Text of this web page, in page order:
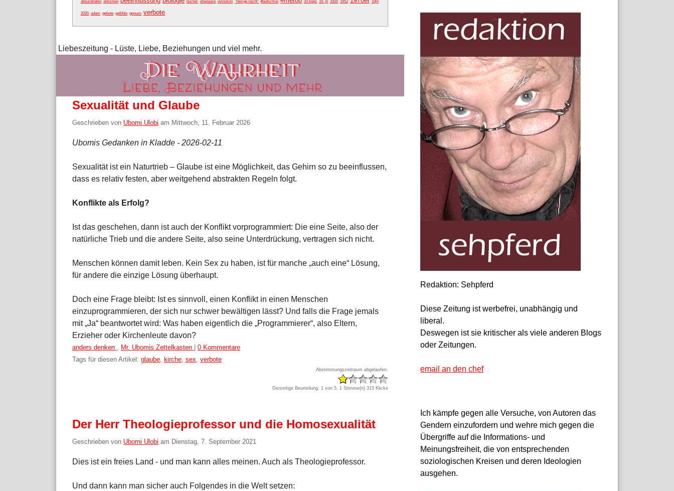
absurditäten anlocken bücher ehepaare evloution "heilige nacht" #aufschrei 10 tipps 19. jh 1920 1952 19jh
2020 adam gebote gefühle genuss verbote
Liebeszeitung - Lüste, Liebe, Beziehungen und viel mehr.
Sexualität und Glaube
Geschrieben von Ubomi Ulobi am Mittwoch, 11. Februar 2026
Ubomis Gedanken in Kladde - 2026-02-11
Sexualität ist ein Naturtrieb – Glaube ist eine Möglichkeit, das Gehirn so zu beeinflussen,
dass es relativ festen, aber weitgehend abstrakten Regeln folgt.
Konflikte als Erfolg?
Ist das geschehen, dann ist auch der Konflikt vorprogrammiert: Die eine Seite, also der
natürliche Trieb und die andere Seite, also seine Unterdrückung, vertragen sich nicht.
Menschen können damit leben. Kein Sex zu haben, ist für manche „auch eine“ Lösung,
für andere die einzige Lösung überhaupt.
Doch eine Frage bleibt: Ist es sinnvoll, einen Konflikt in einen Menschen
einzuprogrammieren, der sich nur schwer bewältigen lässt? Und falls die Frage jemals
mit „Ja“ beantwortet wird: Was haben eigentlich die „Programmierer“, also Eltern,
Erzieher oder Kirchenleute davon?
Kategorien:
anders denken , Mr. Ubomis Zettelkasten
0 Kommentare
Tags für diesen Artikel: glaube, kirche, sex, verbote
Abstimmungszeitraum abgelaufen.
Derzeitige Beurteilung: 1 von 5, 1 Stimme(n) 315 Klicks
Der Herr Theologieprofessor und die Homosexualität
Geschrieben von Ubomi Ulobi am Dienstag, 7. September 2021
Dies ist ein freies Land - und man kann alles meinen. Auch als Theologieprofessor.
Und dann kann man sicher auch Folgendes in die Welt setzen:
Redaktion: Sehpferd
Diese Zeitung ist werbefrei, unabhängig und
liberal.
Deswegen ist sie kritischer als viele anderen Blogs
oder Zeitungen.
email an den chef
Ich kämpfe gegen alle Versuche, von Autoren das
Gendern einzufordern und wehre mich gegen die
Übergriffe auf die Informations- und
Meinungsfreiheit, die von entsprechenden
soziologischen Kreisen und deren Ideologien
ausgehen.